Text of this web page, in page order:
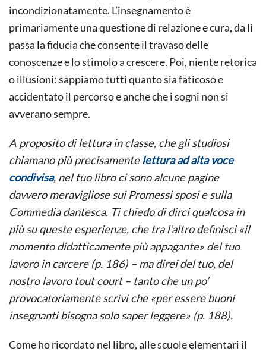
incondizionatamente. L’insegnamento è
primariamente una questione di relazione e cura, da lì
passa la fiducia che consente il travaso delle
conoscenze e lo stimolo a crescere. Poi, niente retorica
o illusioni: sappiamo tutti quanto sia faticoso e
accidentato il percorso e anche che i sogni non si
avverano sempre.
A proposito di lettura in classe, che gli studiosi
chiamano più precisamentelettura ad alta voce
condivisa, nel tuo libro ci sono alcune pagine
davvero meravigliose sui Promessi sposi e sulla
Commedia dantesca. Ti chiedo di dirci qualcosa in
più su queste esperienze, che tra l’altro definisci «il
momento didatticamente più appagante» del tuo
lavoro in carcere (p. 186) – ma direi del tuo, del
nostro lavoro tout court – tanto che un po’
provocatoriamente scrivi che «per essere buoni
insegnanti bisogna solo saper leggere» (p. 188).
Come ho ricordato nel libro, alle scuole elementari il